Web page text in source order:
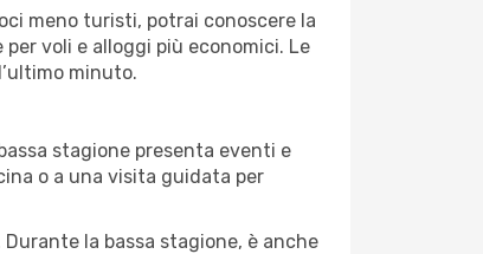
meno turisti, potrai conoscere la
voli e alloggi più economici. Le
minuto.
stagione presenta eventi e
o a una visita guidata per
la bassa stagione, è anche